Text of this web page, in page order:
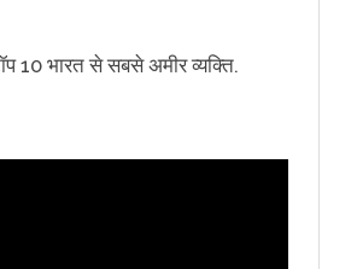
10 भारत से सबसे अमीर व्यक्ति.